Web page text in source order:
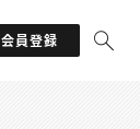
会員登録